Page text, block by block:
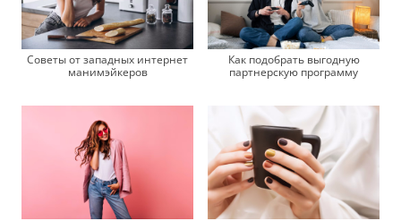
Советы от западных интернет
манимэйкеров
Как подобрать выгодную
партнерскую программу